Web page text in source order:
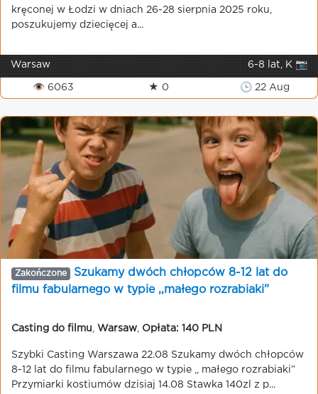
kręconej w Łodzi w dniach 26-28 sierpnia 2025 roku,
poszukujemy dziecięcej a...
Warsaw 6-8 lat, K 📷
👁 6063 ★ 0 🕒 22 Aug
Zakończone
Szukamy dwóch chłopców 8-12 lat do
filmu fabularnego w typie ,,małego rozrabiaki”
Casting do filmu Warsaw Opłata: 140 PLN
Szybki Casting Warszawa 22.08 Szukamy dwóch chłopców
8-12 lat do filmu fabularnego w typie ,, małego rozrabiaki”
Przymiarki kostiumów dzisiaj 14.08 Stawka 140zl z p...